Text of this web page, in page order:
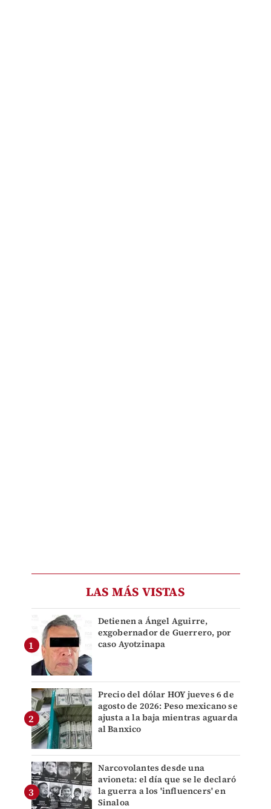
LAS MÁS VISTAS
Detienen a Ángel Aguirre,
exgobernador de Guerrero, por
caso Ayotzinapa
Precio del dólar HOY jueves 6 de
agosto de 2026: Peso mexicano se
ajusta a la baja mientras aguarda
al Banxico
Narcovolantes desde una
avioneta: el día que se le declaró
la guerra a los 'influencers' en
Sinaloa